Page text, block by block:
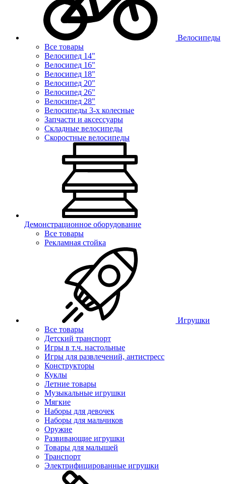
Велосипеды
Все товары
Велосипед 14"
Велосипед 16"
Велосипед 18"
Велосипед 20"
Велосипед 26"
Велосипед 28"
Велосипеды 3-х колесные
Запчасти и аксессуары
Складные велосипеды
Скоростные велосипеды
Демонстрационное оборудование
Все товары
Рекламная стойка
Игрушки
Все товары
Детский транспорт
Игры в т.ч. настольные
Игры для развлечений, антистресс
Конструкторы
Куклы
Летние товары
Музыкальные игрушки
Мягкие
Наборы для девочек
Наборы для мальчиков
Оружие
Развивающие игрушки
Товары для малышей
Транспорт
Электрифицированные игрушки